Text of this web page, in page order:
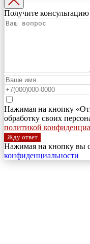
Получите консультацию
Нажимая на кнопку
обработку своих
политикой
Жду ответ
Нажимая на кнопку вы
конфиденциальности